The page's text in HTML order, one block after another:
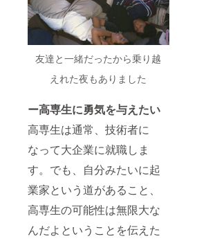
友達と一緒だったから乗り越
えれた夜もありました
ー高専生に勇気を与えたい
高専生は通常、技術者に
なって大企業に就職しま
す。でも、自分みたいに起
業家という道があること、
高専生の可能性は無限大な
んだよということを伝えた